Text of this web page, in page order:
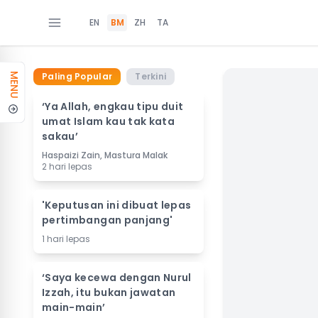
EN BM ZH TA
MENU Paling Popular Terkini
‘Ya Allah, engkau tipu duit
umat Islam kau tak kata
sakau’
Haspaizi Zain, Mastura Malak
2 hari lepas
'Keputusan ini dibuat lepas
pertimbangan panjang'
1 hari lepas
‘Saya kecewa dengan Nurul
Izzah, itu bukan jawatan
main-main’